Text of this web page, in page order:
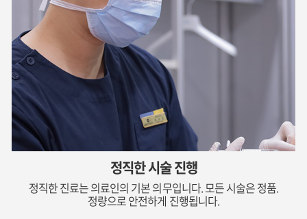
정직한 시술 진행
정직한 진료는 의료인의 기본 의무입니다. 모든 시술은 정품.
정량으로 안전하게 진행됩니다.